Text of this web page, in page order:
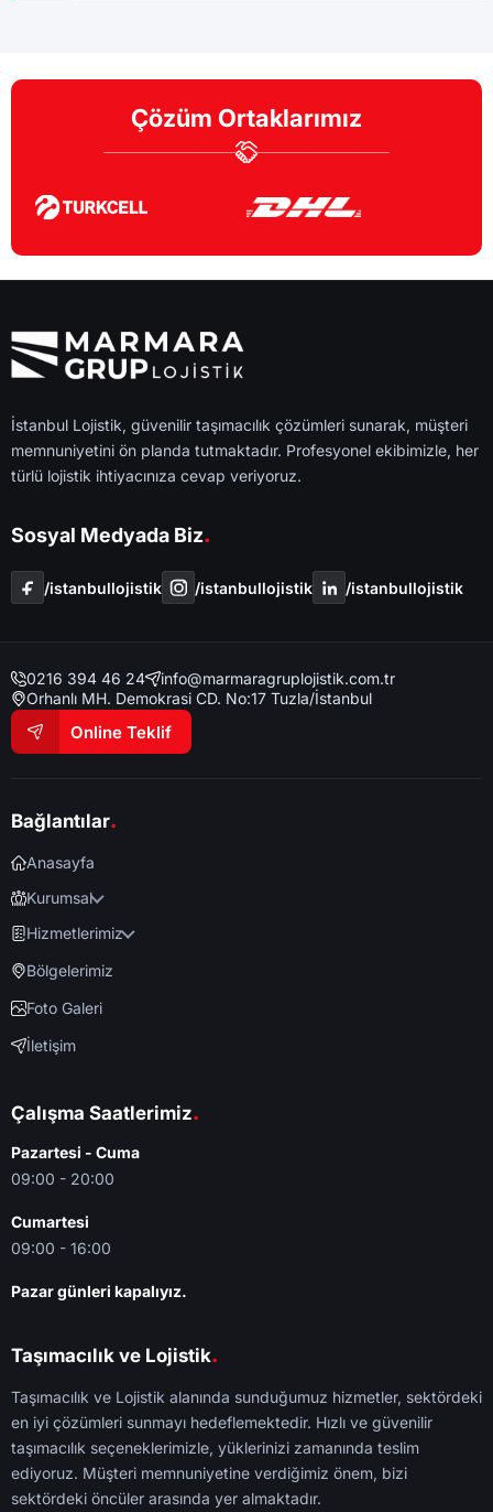
Çözüm Ortaklarımız
İstanbul Lojistik, güvenilir taşımacılık çözümleri sunarak, müşteri
memnuniyetini ön planda tutmaktadır. Profesyonel ekibimizle, her
türlü lojistik ihtiyacınıza cevap veriyoruz.
Sosyal Medyada Biz.
/i̇stanbullojistik /i̇stanbullojistik /i̇stanbullojistik
0216 394 46 24
info@marmaragruplojistik.com.tr
Orhanlı MH. Demokrasi CD. No:17 Tuzla/İstanbul
Online Teklif
Bağlantılar.
Anasayfa
Kurumsal
Hizmetlerimiz
Bölgelerimiz
Foto Galeri
İletişim
Çalışma Saatlerimiz.
Pazartesi - Cuma
09:00 - 20:00
Cumartesi
09:00 - 16:00
Pazar günleri kapalıyız.
Taşımacılık ve Lojistik.
Taşımacılık ve Lojistik alanında sunduğumuz hizmetler, sektördeki
en iyi çözümleri sunmayı hedeflemektedir. Hızlı ve güvenilir
taşımacılık seçeneklerimizle, yüklerinizi zamanında teslim
ediyoruz. Müşteri memnuniyetine verdiğimiz önem, bizi
sektördeki öncüler arasında yer almaktadır.